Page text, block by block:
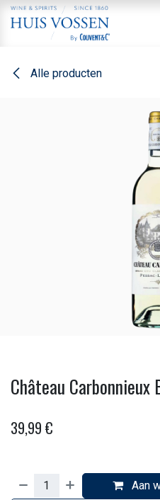
Overslaan naar inhoud
Alle producten
Château
39,99 €
Aan